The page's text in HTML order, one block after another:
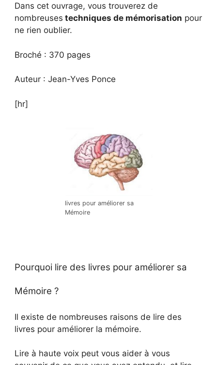
Dans cet ouvrage, vous trouverez de
nombreuses techniques de mémorisation pour
ne rien oublier.
Broché : 370 pages
Auteur : Jean-Yves Ponce
[hr]
livres pour améliorer sa
Mémoire
Pourquoi lire des livres pour améliorer sa
Mémoire ?
Il existe de nombreuses raisons de lire des
livres pour améliorer la mémoire.
Lire à haute voix peut vous aider à vous